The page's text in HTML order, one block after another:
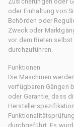
oder Einhaltung von
Behörden oder
Zweck oder
vor dem Bieten selbst
durchzuführen.
Funktionen
Die Maschinen
verfügbaren Gängen
oder Garantie, dass
durchgeführt. Es